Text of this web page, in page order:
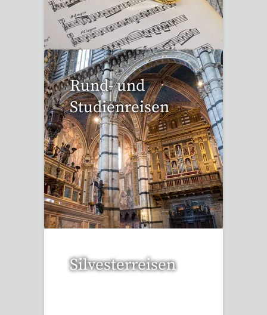
53 Reisen gefunden
Rund- und
Studienreisen
112 Reisen gefunden
Silvesterreisen